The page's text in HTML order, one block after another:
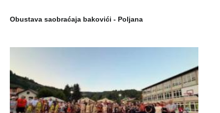
Obustava saobraćaja bakovići - Poljana